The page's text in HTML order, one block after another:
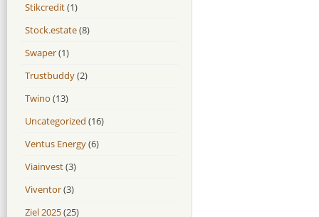
Stikcredit(1)
Stock.estate(8)
Swaper(1)
Trustbuddy(2)
Twino (13)
Uncategorized (16)
Ventus Energy(6)
Viainvest(3)
Viventor(3)
Ziel 2025(25)